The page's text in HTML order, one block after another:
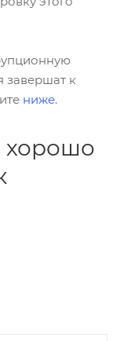
завершат к
ниже.
хорошо